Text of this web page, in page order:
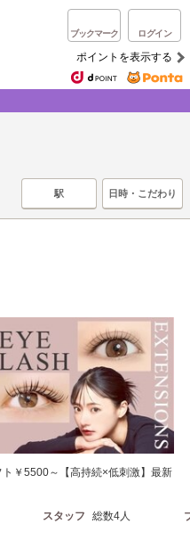
ブックマーク ログイン
ポイントを表示する
駅 日時・こだわり
￥5500～【高持続×低刺激】最新
スタッフ 総数4人